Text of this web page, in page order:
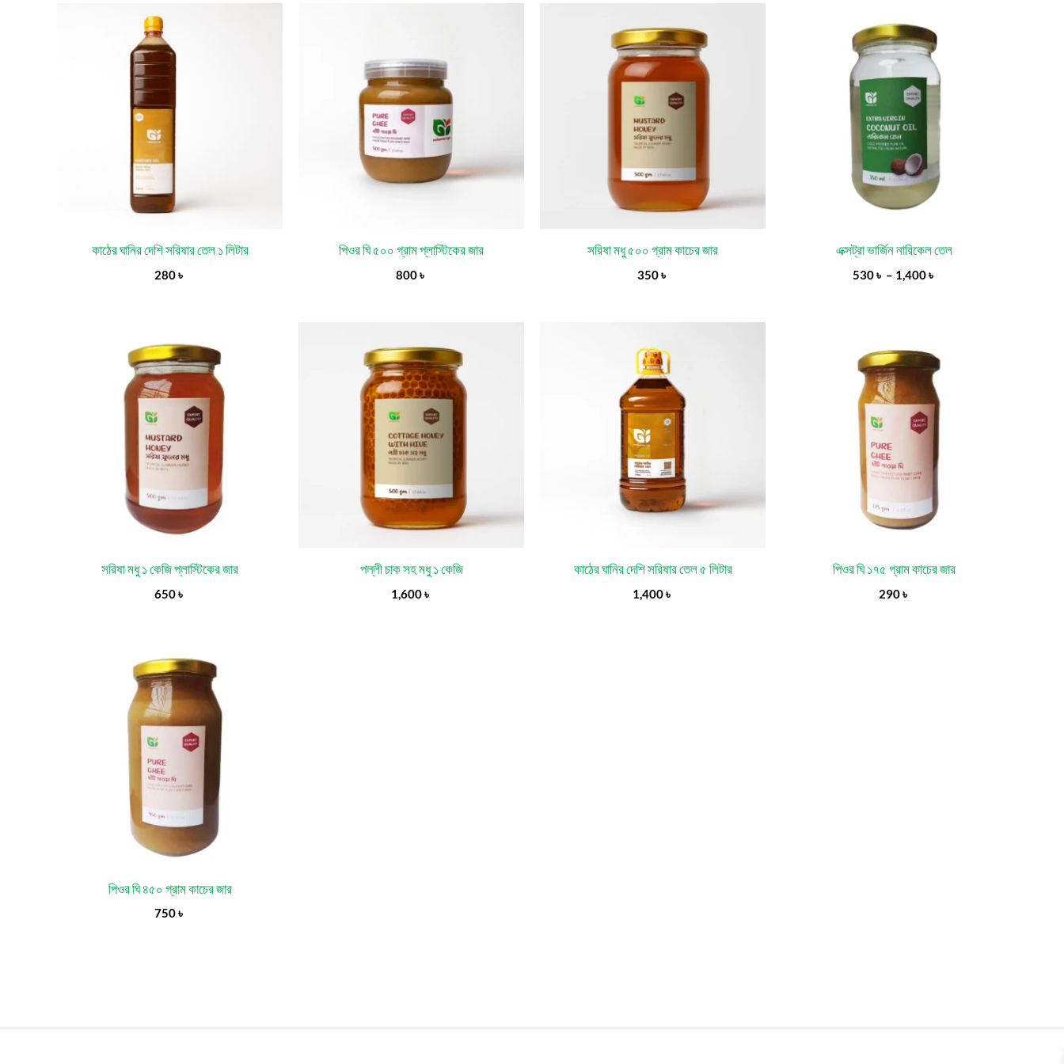
কাঠের ঘানির দেশি সরিষার তেল ১ লিটার
280৳
পিওর ঘি ৫০০ গ্রাম প্লাস্টিকের জার
800৳
সরিষা মধু ৫০০ গ্রাম কাচের জার
350৳
এক্সট্রা ভার্জিন নারিকেল তেল
530৳ – 1,400৳
530 ৳
through
1,400 ৳
সরিষা মধু ১ কেজি প্লাস্টিকের জার
650৳
পল্লী চাক সহ মধু ১ কেজি
1,600৳
কাঠের ঘানির দেশি সরিষার তেল ৫ লিটার
1,400৳
পিওর ঘি ১৭৫ গ্রাম কাচের জার
290৳
পিওর ঘি ৪৫০ গ্রাম কাচের জার
750৳